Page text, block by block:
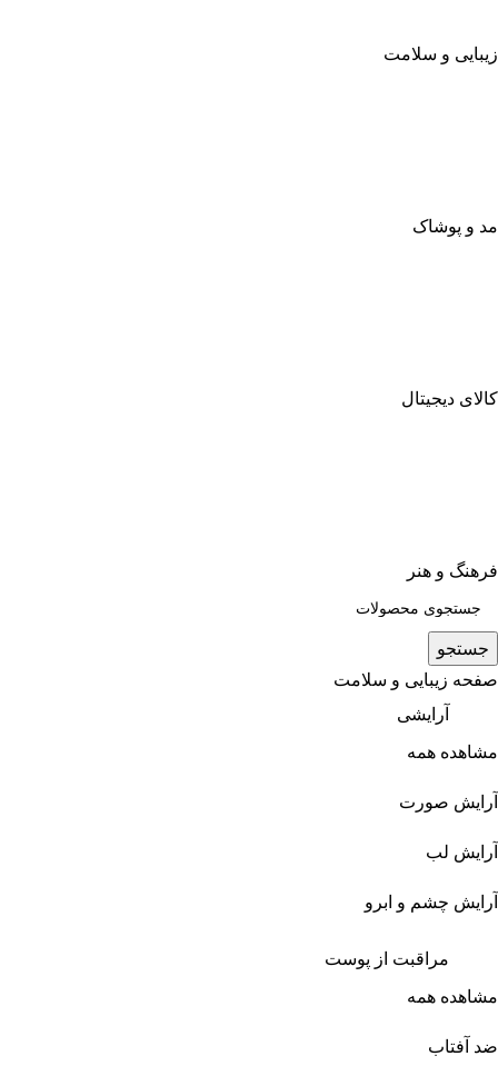
زیبایی و سلامت
مد و پوشاک
کالای دیجیتال
فرهنگ و هنر
جستجو
صفحه زیبایی و سلامت
آرایشی
مشاهده همه
آرایش صورت
آرایش لب
آرایش چشم و ابرو
مراقبت از پوست
مشاهده همه
ضد آفتاب